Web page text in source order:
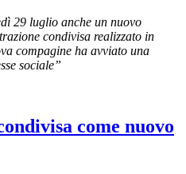
29 luglio anche un nuovo
condivisa realizzato in
compagine ha avviato una
sociale”
come nuovo